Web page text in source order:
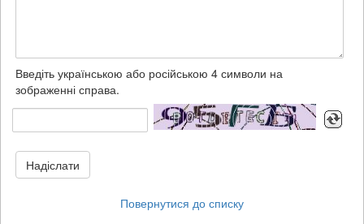
Введіть українською або російською 4 символи на
зображенні справа.
Надіслати
Повернутися до списку